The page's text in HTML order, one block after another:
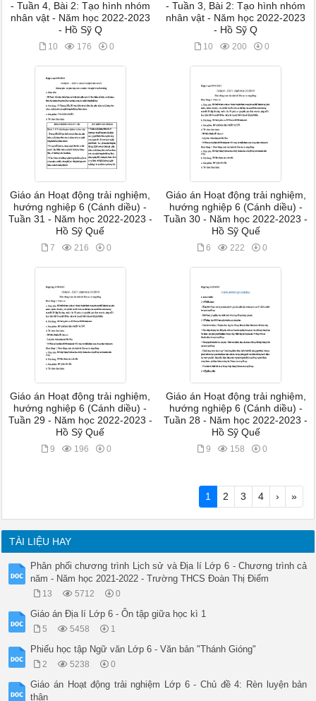
- Tuần 4, Bài 2: Tạo hình nhóm
nhân vật - Năm học 2022-2023
- Hồ Sỹ Q
10 176 0
- Tuần 3, Bài 2: Tạo hình nhóm
nhân vật - Năm học 2022-2023
- Hồ Sỹ Q
10 200 0
Giáo án Hoạt động trải nghiệm,
hướng nghiệp 6 (Cánh diều) -
Tuần 31 - Năm học 2022-2023 -
Hồ Sỹ Quế
7 216 0
Giáo án Hoạt động trải nghiệm,
hướng nghiệp 6 (Cánh diều) -
Tuần 30 - Năm học 2022-2023 -
Hồ Sỹ Quế
6 222 0
Giáo án Hoạt động trải nghiệm,
hướng nghiệp 6 (Cánh diều) -
Tuần 29 - Năm học 2022-2023 -
Hồ Sỹ Quế
9 196 0
Giáo án Hoạt động trải nghiệm,
hướng nghiệp 6 (Cánh diều) -
Tuần 28 - Năm học 2022-2023 -
Hồ Sỹ Quế
9 158 0
1 2 3 4 › »
TÀI LIỆU HAY
Phân phối chương trình Lịch sử và Địa lí Lớp 6 - Chương trình cả
năm - Năm học 2021-2022 - Trường THCS Đoàn Thị Điểm
13 5712 0
Giáo án Địa lí Lớp 6 - Ôn tập giữa học kì 1
5 5458 1
Phiếu học tập Ngữ văn Lớp 6 - Văn bản "Thánh Gióng"
2 5238 0
Giáo án Hoạt động trải nghiệm Lớp 6 - Chủ đề 4: Rèn luyện bản
thân